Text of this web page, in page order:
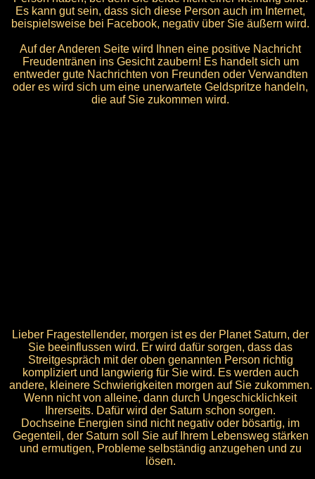
Es kann gut sein, dass sich diese Person auch im Internet,
beispielsweise bei Facebook, negativ über Sie äußern wird.
Auf der Anderen Seite wird Ihnen eine positive Nachricht
Freudentränen ins Gesicht zaubern! Es handelt sich um
entweder gute Nachrichten von Freunden oder Verwandten
oder es wird sich um eine unerwartete Geldspritze handeln,
die auf Sie zukommen wird.
Lieber Fragestellender, morgen ist es der Planet Saturn, der
Sie beeinflussen wird. Er wird dafür sorgen, dass das
Streitgespräch mit der oben genannten Person richtig
kompliziert und langwierig für Sie wird. Es werden auch
andere, kleinere Schwierigkeiten morgen auf Sie zukommen.
Wenn nicht von alleine, dann durch Ungeschicklichkeit
Ihrerseits. Dafür wird der Saturn schon sorgen.
Dochseine Energien sind nicht negativ oder bösartig, im
Gegenteil, der Saturn soll Sie auf Ihrem Lebensweg stärken
und ermutigen, Probleme selbständig anzugehen und zu
lösen.